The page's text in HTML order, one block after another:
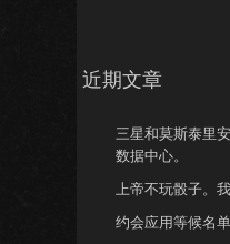
近期文章
三星和莫斯泰里
数据中心。
上帝不玩骰子。
约会应用等候名单